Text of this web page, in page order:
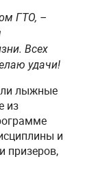
ГТО, –
Всех
удачи!
лыжные
из
и
призеров,